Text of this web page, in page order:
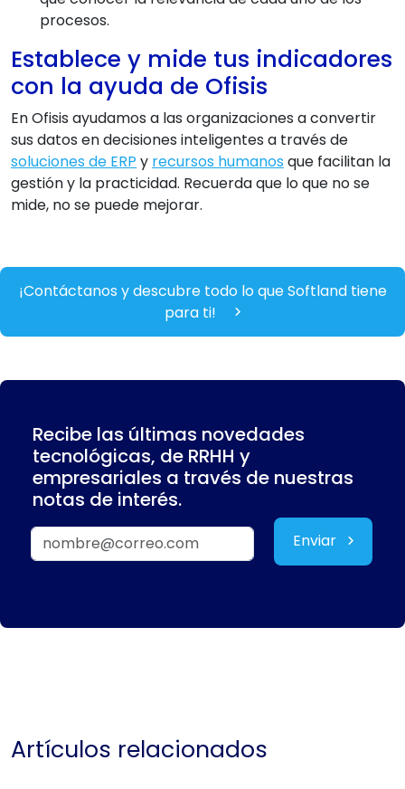
procesos.
Establece y mide tus indicadores
con la ayuda de Ofisis
En Ofisis ayudamos a las organizaciones a convertir
sus datos en decisiones inteligentes a través de
soluciones de ERP y recursos humanosque facilitan la
gestión y la practicidad. Recuerda que lo que no se
mide, no se puede mejorar.
¡Contáctanos y descubre todo lo que Softland tiene
para ti!
Recibe las últimas novedades
tecnológicas, de RRHH y
empresariales a través de nuestras
notas de interés.
Enviar
Artículos relacionados